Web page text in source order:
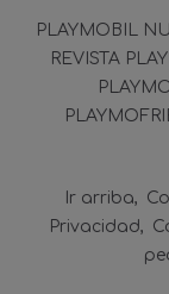
PLAYMOBIL
REVISTA
Ir arriba
Privacidad